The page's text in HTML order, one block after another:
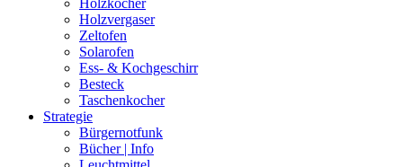
Holzkocher
Holzvergaser
Zeltofen
Solarofen
Ess- & Kochgeschirr
Besteck
Taschenkocher
Strategie
Bürgernotfunk
Bücher | Info